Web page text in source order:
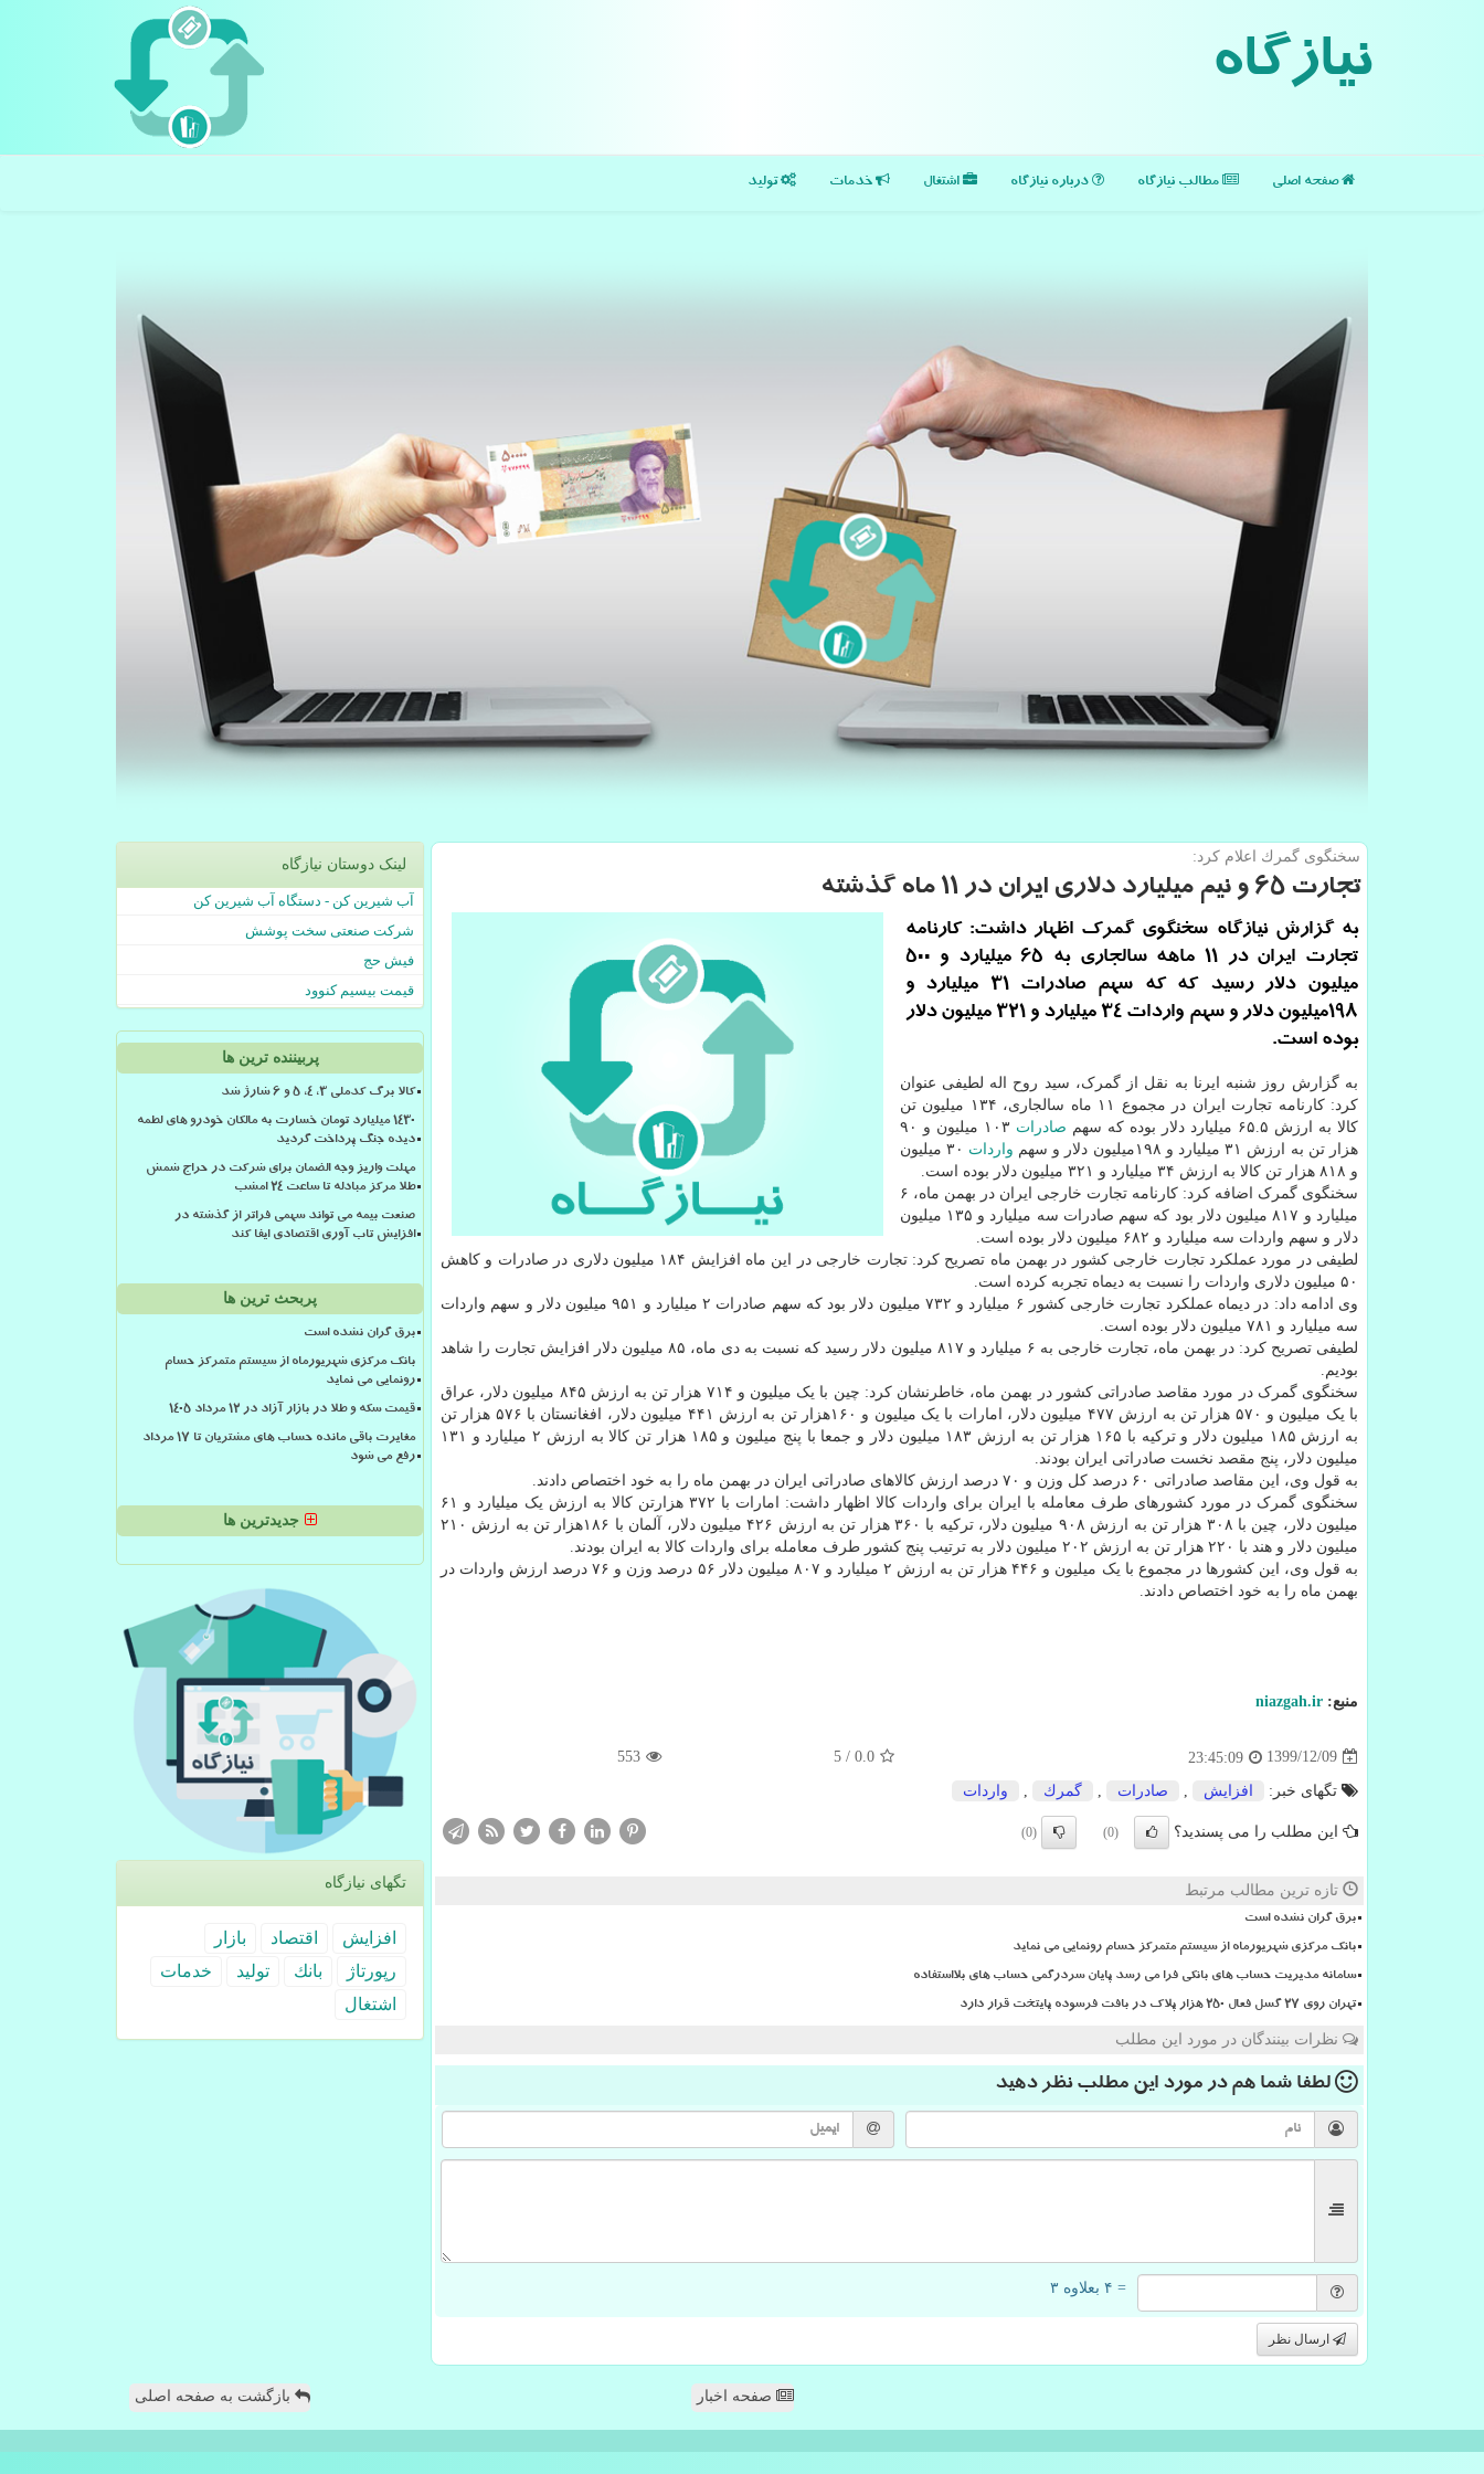
نیازگاه
صفحه اصلی مطالب نیازگاه درباره نیازگاه اشتغال خدمات تولید
سخنگوی گمرك اعلام كرد:
تجارت ۶۵ و نیم میلیارد دلاری ایران در ۱۱ ماه گذشته
به گزارش نیازگاه سخنگوی گمرک اظهار داشت: کارنامه
تجارت ایران در ۱۱ ماهه سالجاری به ۶۵ میلیارد و ۵۰۰
میلیون دلار رسید که که سهم صادرات ۳۱ میلیارد و
۱۹۸میلیون دلار و سهم واردات ۳۴ میلیارد و ۳۲۱ میلیون دلار
بوده است.
به گزارش روز شنبه ایرنا به نقل از گمرک، سید روح اله لطیفی عنوان
کرد: کارنامه تجارت ایران در مجموع ۱۱ ماه سالجاری، ۱۳۴ میلیون تن
کالا به ارزش ۶۵.۵ میلیارد دلار بوده که سهم
صادرات
۱۰۳ میلیون و ۹۰
هزار تن به ارزش ۳۱ میلیارد و ۱۹۸میلیون دلار و سهم
واردات
۳۰ میلیون
و ۸۱۸ هزار تن کالا به ارزش ۳۴ میلیارد و ۳۲۱ میلیون دلار بوده است.
سخنگوی گمرک اضافه کرد: کارنامه تجارت خارجی ایران در بهمن ماه، ۶
میلیارد و ۸۱۷ میلیون دلار بود که سهم صادرات سه میلیارد و ۱۳۵ میلیون
دلار و سهم واردات سه میلیارد و ۶۸۲ میلیون دلار بوده است.
لطیفی در مورد عملکرد تجارت خارجی کشور در بهمن ماه تصریح کرد: تجارت خارجی در این ماه افزایش ۱۸۴ میلیون دلاری در صادرات و کاهش
۵۰ میلیون دلاری واردات را نسبت به دیماه تجربه کرده است.
وی ادامه داد: در دیماه عملکرد تجارت خارجی کشور ۶ میلیارد و ۷۳۲ میلیون دلار بود که سهم صادرات ۲ میلیارد و ۹۵۱ میلیون دلار و سهم واردات
سه میلیارد و ۷۸۱ میلیون دلار بوده است.
لطیفی تصریح کرد: در بهمن ماه، تجارت خارجی به ۶ میلیارد و ۸۱۷ میلیون دلار رسید که نسبت به دی ماه، ۸۵ میلیون دلار افزایش تجارت را شاهد
بودیم.
سخنگوی گمرک در مورد مقاصد صادراتی کشور در بهمن ماه، خاطرنشان کرد: چین با یک میلیون و ۷۱۴ هزار تن به ارزش ۸۴۵ میلیون دلار، عراق
با یک میلیون و ۵۷۰ هزار تن به ارزش ۴۷۷ میلیون دلار، امارات با یک میلیون و ۱۶۰هزار تن به ارزش ۴۴۱ میلیون دلار، افغانستان با ۵۷۶ هزار تن
به ارزش ۱۸۵ میلیون دلار و ترکیه با ۱۶۵ هزار تن به ارزش ۱۸۳ میلیون دلار و جمعا با پنج میلیون و ۱۸۵ هزار تن کالا به ارزش ۲ میلیارد و ۱۳۱
میلیون دلار، پنج مقصد نخست صادراتی ایران بودند.
به قول وی، این مقاصد صادراتی ۶۰ درصد کل وزن و ۷۰ درصد ارزش کالاهای صادراتی ایران در بهمن ماه را به خود اختصاص دادند.
سخنگوی گمرک در مورد کشورهای طرف معامله با ایران برای واردات کالا اظهار داشت: امارات با ۳۷۲ هزارتن کالا به ارزش یک میلیارد و ۶۱
میلیون دلار، چین با ۳۰۸ هزار تن به ارزش ۹۰۸ میلیون دلار، ترکیه با ۳۶۰ هزار تن به ارزش ۴۲۶ میلیون دلار، آلمان با ۱۸۶هزار تن به ارزش ۲۱۰
میلیون دلار و هند با ۲۲۰ هزار تن به ارزش ۲۰۲ میلیون دلار به ترتیب پنج کشور طرف معامله برای واردات کالا به ایران بودند.
به قول وی، این کشورها در مجموع با یک میلیون و ۴۴۶ هزار تن به ارزش ۲ میلیارد و ۸۰۷ میلیون دلار ۵۶ درصد وزن و ۷۶ درصد ارزش واردات در
بهمن ماه را به خود اختصاص دادند.
منبع: niazgah.ir
1399/12/09
23:45:09
0.0
/
5
553
تگهای خبر: افزایش صادرات گمرك واردات
این مطلب را می پسندید؟ (0)
(0)
تازه ترین مطالب مرتبط
برق گران نشده است
بانک مرکزی شهریورماه از سیستم متمرکز حسام رونمایی می نماید
سامانه مدیریت حساب های بانکی فرا می رسد پایان سردرگمی حساب های بلااستفاده
تهران روی ۲۷ گسل فعال ۲۵۰ هزار پلاک در بافت فرسوده پایتخت قرار دارد
نظرات بینندگان در مورد این مطلب
لطفا شما همدر مورد این مطلب نظر دهید
= ۴ بعلاوه ۳
ارسال نظر
لینک دوستان نیازگاه
آب شیرین کن - دستگاه آب شیرین کن
شرکت صنعتی سخت پوشش
فیش حج
قیمت بیسیم کنوود
پربیننده ترین ها
کالا برگ کدملی 3، 4، 5 و 6 شارژ شد
۱۴۳۰ میلیارد تومان خسارت به مالکان خودرو های لطمه
دیده جنگ پرداخت گردید
مهلت واریز وجه الضمان برای شرکت در حراج شمش
طلا مرکز مبادله تا ساعت ۲۴ امشب
صنعت بیمه می تواند سهمی فراتر از گذشته در
افزایش تاب آوری اقتصادی ایفا کند
پربحث ترین ها
برق گران نشده است
بانک مرکزی شهریورماه از سیستم متمرکز حسام
رونمایی می نماید
قیمت سکه و طلا در بازار آزاد در ۱۲ مرداد ۱۴۰۵
مغایرت باقی مانده حساب های مشتریان تا 17 مرداد
رفع می شود
جدیدترین ها
تگهای نیازگاه
افزایش اقتصاد
بازار
رپورتاژ
بانك تولید
خدمات
اشتغال
صفحه اخبار بازگشت به صفحه اصلی